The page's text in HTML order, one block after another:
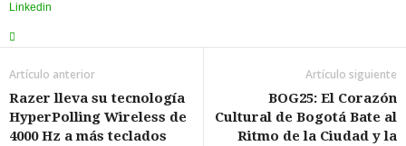
Linkedin
Artículo anterior
Razer lleva su tecnología
HyperPolling Wireless de
4000 Hz a más teclados
Artículo siguiente
BOG25: El Corazón
Cultural de Bogotá Bate al
Ritmo de la Ciudad y la